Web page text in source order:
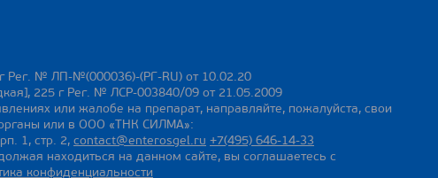
Рег. № ЛП-№(000036)-(РГ-RU) от 10.02.20
225 г Рег. № ЛСР-003840/09 от 21.05.2009
или жалобе на препарат, направляйте, пожалуйста, свои
или в ООО «ТНК СИЛМА»:
1, стр. 2, contact@enterosgel.ru +7(495) 646-14-33
находиться на данном сайте, вы соглашаетесь с
конфиденциальности